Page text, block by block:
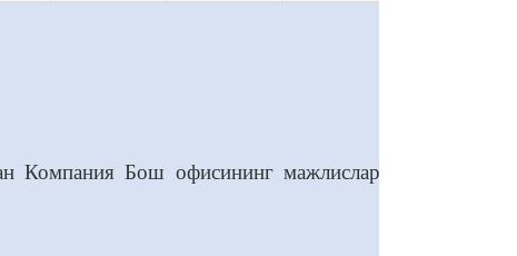
Бош офисининг мажлислар залида